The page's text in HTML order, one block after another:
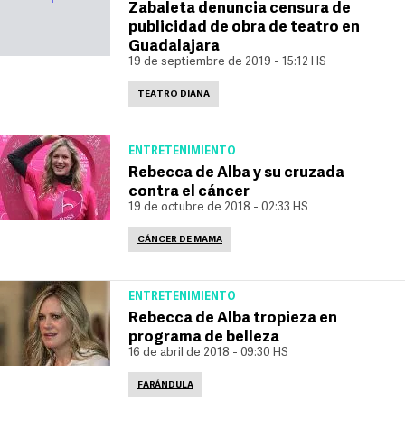
Zabaleta denuncia censura de
publicidad de obra de teatro en
Guadalajara
19 de septiembre de 2019 - 15:12 HS
TEATRO DIANA
ENTRETENIMIENTO
Rebecca de Alba y su cruzada
contra el cáncer
19 de octubre de 2018 - 02:33 HS
CÁNCER DE MAMA
ENTRETENIMIENTO
Rebecca de Alba tropieza en
programa de belleza
16 de abril de 2018 - 09:30 HS
FARÁNDULA